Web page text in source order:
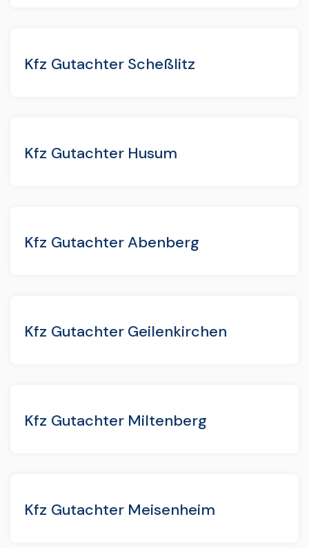
Kfz Gutachter Scheßlitz
Kfz Gutachter Husum
Kfz Gutachter Abenberg
Kfz Gutachter Geilenkirchen
Kfz Gutachter Miltenberg
Kfz Gutachter Meisenheim